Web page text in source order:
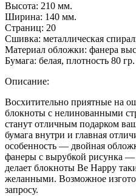
Высота: 210 мм.
Ширина: 140 мм.
Страниц: 20
Сшивка: металлическая
Материал обложки: фанера
Бумага: белая, плотность 80 гр.
Описание:
Восхитительно приятные на
блокноты с нелинованными
станут отличным подарком
бумага внутри и главная
особенность — двойная
фанеры с вырубкой рисунка —
делает блокноты Be Happy
желанными. Возможное
запросу.